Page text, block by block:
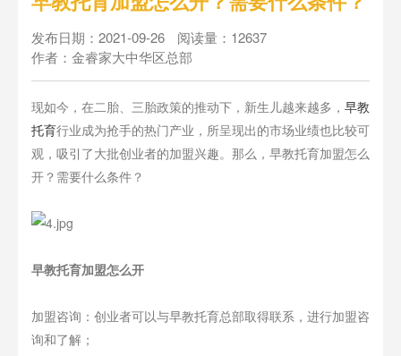
发布日期：2021-09-26
阅读量：12637
作者：金睿家大中华区总部
现如今，在二胎、三胎政策的推动下，新生儿越来越多， 早教
托育行业成为抢手的热门产业，所呈现出的市场业绩也比较可
观，吸引了大批创业者的加盟兴趣。那么，早教托育加盟怎么
开？需要什么条件？
早教托育加盟怎么开
加盟咨询：创业者可以与早教托育总部取得联系，进行加盟咨
询和了解；